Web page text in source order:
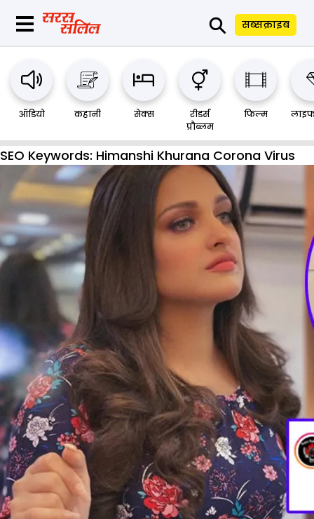
⚲ सब्सक्राइब
ऑडियो कहानी सेक्स
रीडर्स
प्रौब्लम
फिल्म
SEO Keywords: Himanshi Khurana Corona Virus